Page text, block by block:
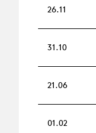
26.11
31.10
21.06
01.02